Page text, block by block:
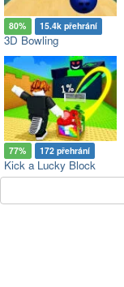
80% 15.4k přehrání
3D Bowling
77% 172 přehrání
Kick a Lucky Block